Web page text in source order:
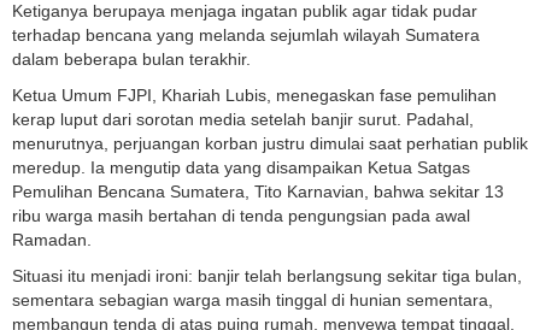
Ketiganya berupaya menjaga ingatan publik agar tidak pudar
terhadap bencana yang melanda sejumlah wilayah Sumatera
dalam beberapa bulan terakhir.
Ketua Umum FJPI, Khariah Lubis, menegaskan fase pemulihan
kerap luput dari sorotan media setelah banjir surut. Padahal,
menurutnya, perjuangan korban justru dimulai saat perhatian publik
meredup. Ia mengutip data yang disampaikan Ketua Satgas
Pemulihan Bencana Sumatera, Tito Karnavian, bahwa sekitar 13
ribu warga masih bertahan di tenda pengungsian pada awal
Ramadan.
Situasi itu menjadi ironi: banjir telah berlangsung sekitar tiga bulan,
sementara sebagian warga masih tinggal di hunian sementara,
membangun tenda di atas puing rumah, menyewa tempat tinggal,